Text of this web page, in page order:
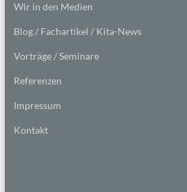
Wir in den Medien
Blog / Fachartikel / Kita-News
Vorträge / Seminare
Referenzen
Impressum
Kontakt